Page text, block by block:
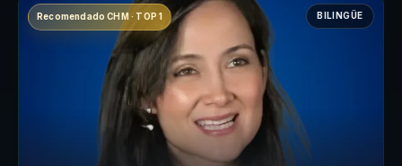
Recomendado CHM · TOP 1 BILINGÜE